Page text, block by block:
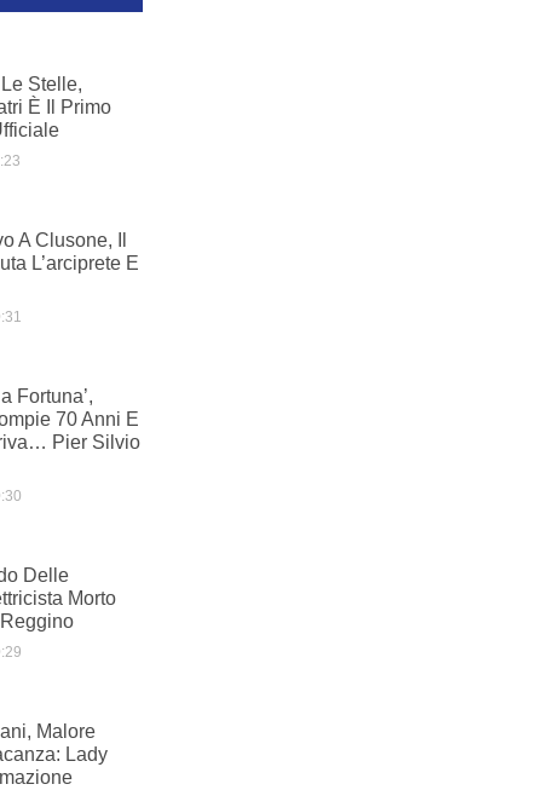
Stelle,
È Il Primo
A Clusone, Il
L’arciprete E
Fortuna’,
70 Anni E
Pier Silvio
Delle
Morto
Malore
Lady